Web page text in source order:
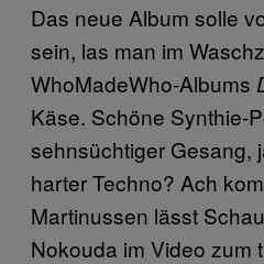
Das neue Album solle
sein, las man im
WhoMadeWho-Albums
Käse. Schöne Synthie-
sehnsüchtiger Gesang,
harter Techno? Ach
Martinussen lässt
Nokouda im Video zum